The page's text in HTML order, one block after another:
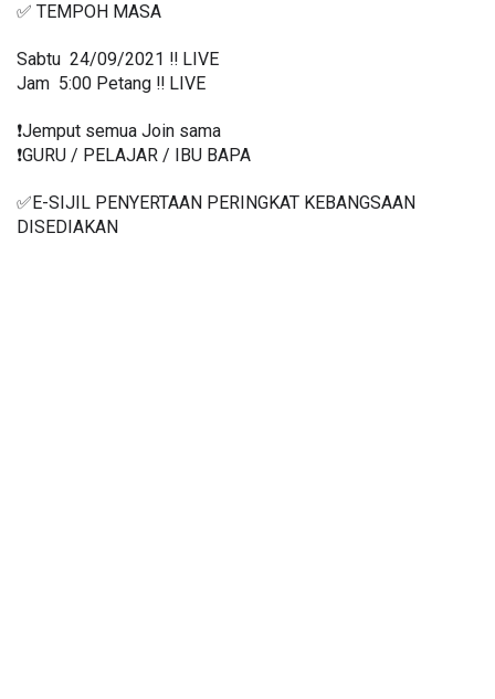
✅ TEMPOH MASA
Sabtu  24/09/2021 ‼️ LIVE
Jam  5:00 Petang ‼️ LIVE
❗️Jemput semua Join sama
❗️GURU / PELAJAR / IBU BAPA
✅E-SIJIL PENYERTAAN PERINGKAT KEBANGSAAN
DISEDIAKAN